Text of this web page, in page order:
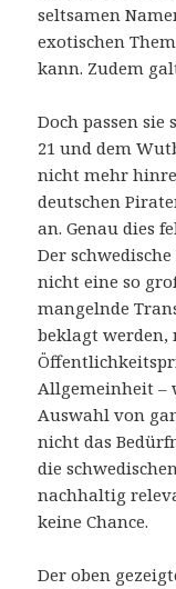
seltsamen
exotischen
kann. Zudem
Doch passen
21 und dem
nicht mehr
deutschen
an. Genau dies
Der
nicht eine so
mangelnde
beklagt werden,
Allgemeinheit –
Auswahl von
nicht das
die
nachhaltig
keine Chance.
Der oben